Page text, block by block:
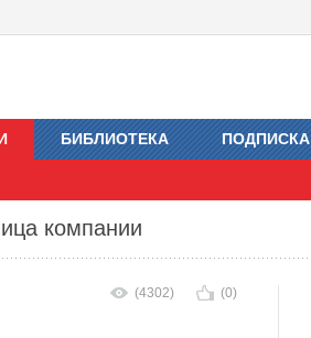
БИБЛИОТЕКА ПОДПИСКА
компании
(4302) (0)